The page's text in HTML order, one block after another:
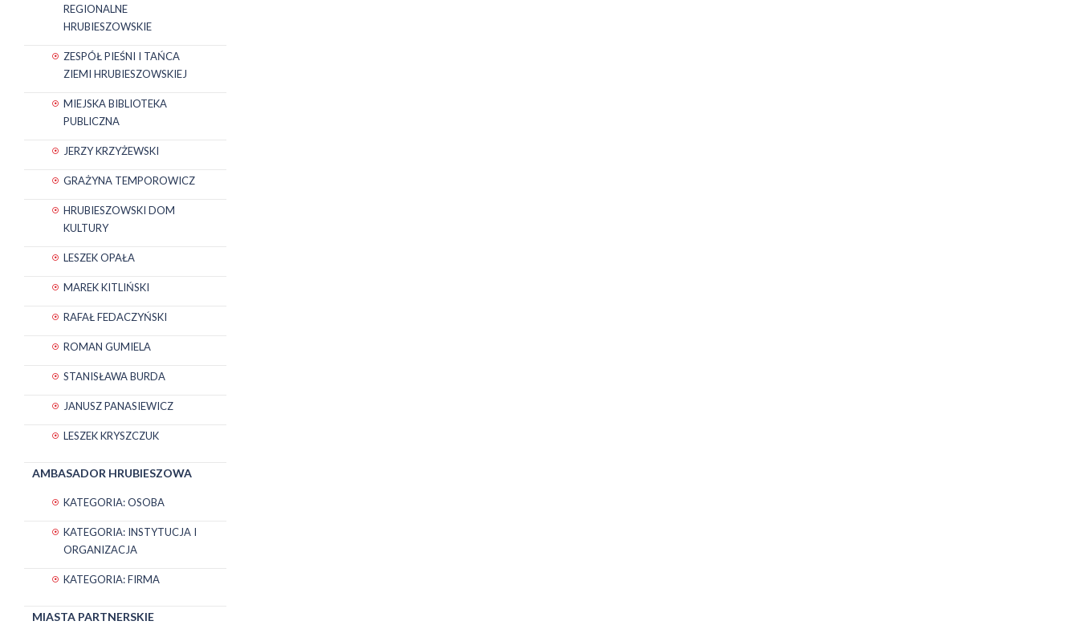
REGIONALNE
HRUBIESZOWSKIE
ZESPÓŁ PIEŚNI I TAŃCA
ZIEMI HRUBIESZOWSKIEJ
MIEJSKA BIBLIOTEKA
PUBLICZNA
JERZY KRZYŻEWSKI
GRAŻYNA TEMPOROWICZ
HRUBIESZOWSKI DOM
KULTURY
LESZEK OPAŁA
MAREK KITLIŃSKI
RAFAŁ FEDACZYŃSKI
ROMAN GUMIELA
STANISŁAWA BURDA
JANUSZ PANASIEWICZ
LESZEK KRYSZCZUK
AMBASADOR HRUBIESZOWA
KATEGORIA: OSOBA
KATEGORIA: INSTYTUCJA I
ORGANIZACJA
KATEGORIA: FIRMA
MIASTA PARTNERSKIE